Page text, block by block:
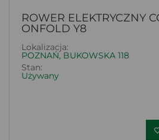
ROWER ELEKTRYCZNY
ONFOLD Y8
Lokalizacja:
POZNAŃ, BUKOWSKA 118
Stan:
Używany